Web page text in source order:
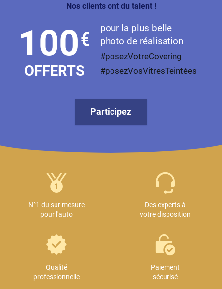
Nos clients ont du talent !
100€
OFFERTS
pour la plus belle
photo de réalisation
#posezVotreCovering
#posezVosVitresTeintées
Participez
N°1 du sur mesure
pour l'auto
Des experts à
votre disposition
Qualité
professionnelle
Paiement
sécurisé